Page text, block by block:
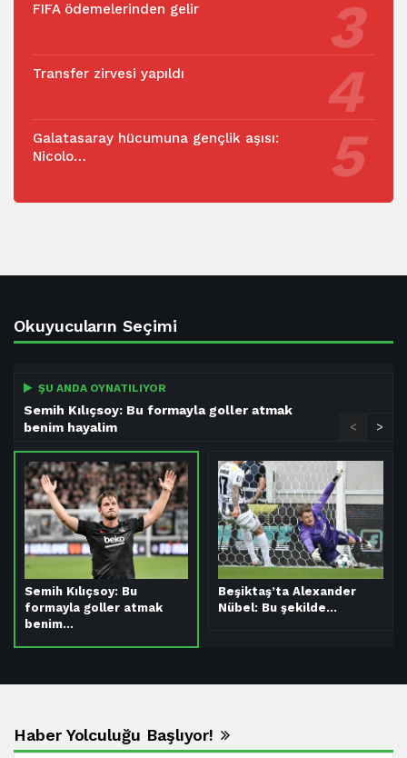
FIFA ödemelerinden gelir
Transfer zirvesi yapıldı
Galatasaray hücumuna gençlik aşısı:
Nicolo…
Okuyucuların Seçimi
ŞU ANDA OYNATILIYOR
Semih Kılıçsoy: Bu formayla goller atmak
benim hayalim
Semih Kılıçsoy: Bu
formayla goller atmak
benim…
Beşiktaş’ta Alexander
Nübel: Bu şekilde…
< >
Haber Yolculuğu Başlıyor!